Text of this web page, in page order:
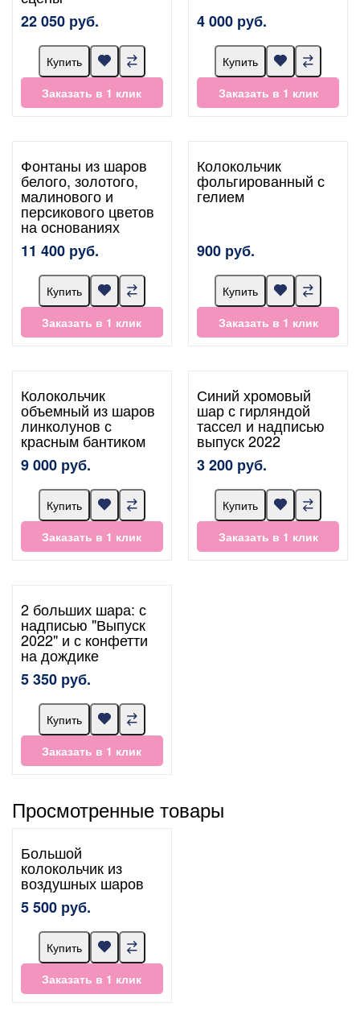
22 050 руб.
Купить
Заказать в 1 клик
4 000 руб.
Купить
Заказать в 1 клик
Фонтаны из шаров
белого, золотого,
малинового и
персикового цветов
на основаниях
11 400 руб.
Купить
Заказать в 1 клик
Колокольчик
фольгированный с
гелием
900 руб.
Купить
Заказать в 1 клик
Колокольчик
объемный из шаров
линколунов с
красным бантиком
9 000 руб.
Купить
Заказать в 1 клик
Синий хромовый
шар с гирляндой
тассел и надписью
выпуск 2022
3 200 руб.
Купить
Заказать в 1 клик
2 больших шара: с
надписью "Выпуск
2022" и с конфетти
на дождике
5 350 руб.
Купить
Заказать в 1 клик
Просмотренные товары
Большой
колокольчик из
воздушных шаров
5 500 руб.
Купить
Заказать в 1 клик